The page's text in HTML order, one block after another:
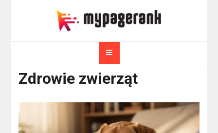
myPageRank.pl
Zdrowie zwierząt